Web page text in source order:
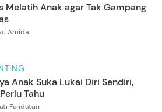
Melatih Anak agar Tak Gampang
Amida
Anak Suka Lukai Diri Sendiri,
Tahu
Faridatun